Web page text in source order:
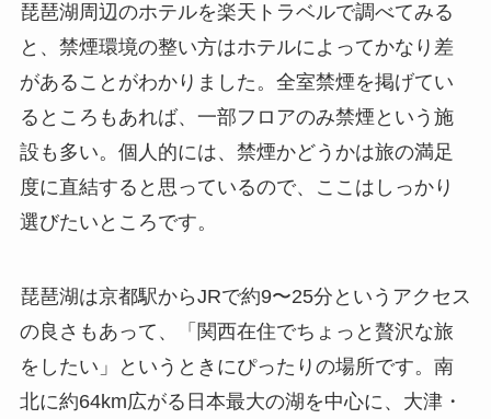
琵琶湖周辺のホテルを楽天トラベルで調べてみる
と、禁煙環境の整い方はホテルによってかなり差
があることがわかりました。全室禁煙を掲げてい
るところもあれば、一部フロアのみ禁煙という施
設も多い。個人的には、禁煙かどうかは旅の満足
度に直結すると思っているので、ここはしっかり
選びたいところです。
琵琶湖は京都駅からJRで約9〜25分というアクセス
の良さもあって、「関西在住でちょっと贅沢な旅
をしたい」というときにぴったりの場所です。南
北に約64km広がる日本最大の湖を中心に、大津・